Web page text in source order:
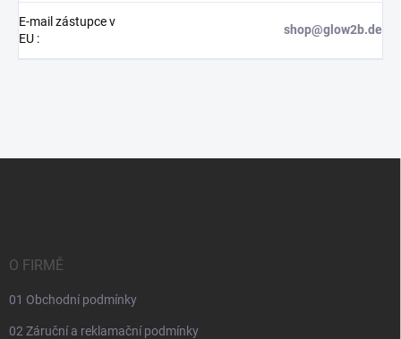
E-mail zástupce v
EU :
shop@glow2b.de
O FIRMĚ
01 Obchodní podmínky
02 Záruční a reklamační podmínky